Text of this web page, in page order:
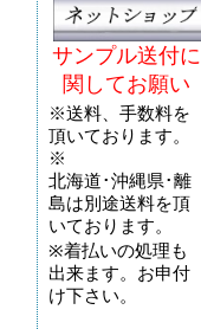
サンプル送付に
関してお願い
※送料、手数料を
頂いております。
※
北海道･沖縄県･離
島は別途送料を頂
いております。
※着払いの処理も
出来ます。お申付
け下さい。